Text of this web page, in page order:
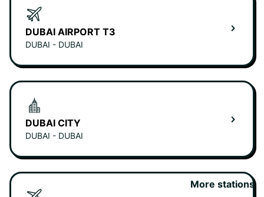
DUBAI AIRPORT T3
DUBAI - DUBAI
DUBAI CITY
DUBAI - DUBAI
More stations